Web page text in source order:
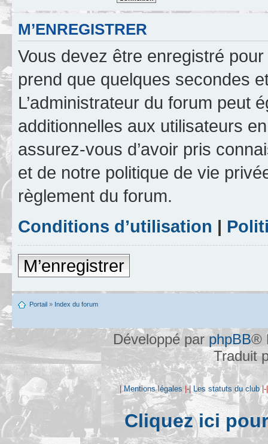
M’ENREGISTRER
Vous devez être enregistré
prend que quelques secondes
L’administrateur du forum peut
additionnelles aux utilisateurs
assurez-vous d’avoir pris
et de notre politique de vie
règlement du forum.
Conditions d’utilisation |
M’enregistrer
Portail » Index du forum
Développé parphpBB®
Traduit
|Mentions légales |-| Les statuts du club
Cliquez ici